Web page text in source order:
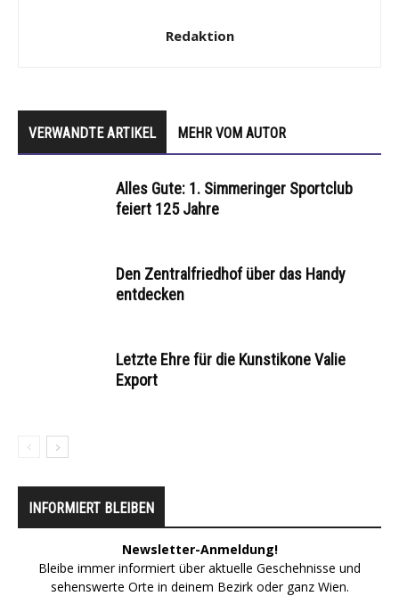
Redaktion
VERWANDTE ARTIKEL MEHR VOM AUTOR
Alles Gute: 1. Simmeringer Sportclub
feiert 125 Jahre
Den Zentralfriedhof über das Handy
entdecken
Letzte Ehre für die Kunstikone Valie
Export
INFORMIERT BLEIBEN
Newsletter-Anmeldung!
Bleibe immer informiert über aktuelle Geschehnisse und
sehenswerte Orte in deinem Bezirk oder ganz Wien.